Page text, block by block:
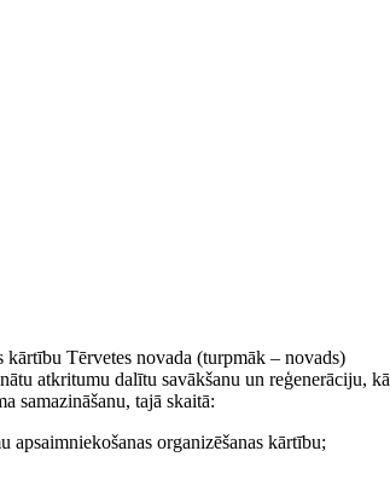
Tērvetes novada (turpmāk – novads)
atkritumu dalītu savākšanu un reģenerāciju, kā
samazināšanu, tajā skaitā:
organizēšanas kārtību;